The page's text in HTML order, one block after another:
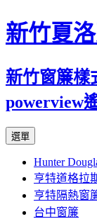
新竹夏
新竹窗簾樣
powerview
選單
內
容
Hunter
亨特道格拉
亨特隔熱窗
台中窗簾